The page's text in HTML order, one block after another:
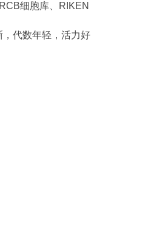
细胞库、RIKEN
代数年轻，活力好